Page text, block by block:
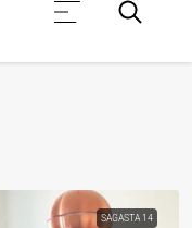
SAGASTA 14